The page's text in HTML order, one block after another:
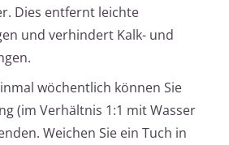
Dies entfernt leichte
und verhindert Kalk- und
wöchentlich können Sie
(im Verhältnis 1:1 mit Wasser
Weichen Sie ein Tuch in